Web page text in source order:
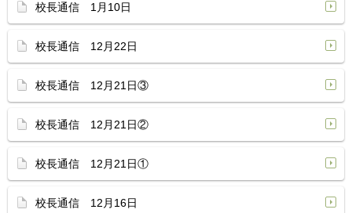
校長通信 1月10日
校長通信 12月22日
校長通信 12月21日③
校長通信 12月21日②
校長通信 12月21日①
校長通信 12月16日